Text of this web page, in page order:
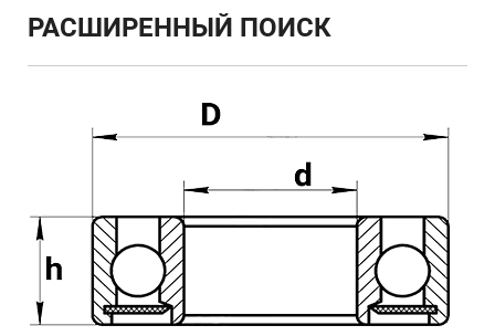
РАСШИРЕННЫЙ ПОИСК